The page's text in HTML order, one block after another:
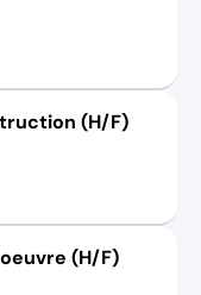
(H/F)
(H/F)